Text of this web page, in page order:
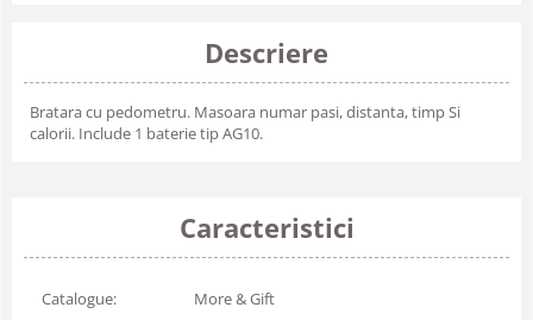
Descriere
Bratara cu pedometru. Masoara numar pasi, distanta, timp Si
calorii. Include 1 baterie tip AG10.
Caracteristici
Catalogue: More & Gift